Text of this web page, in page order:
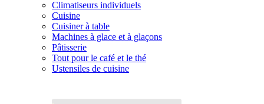
Climatiseurs individuels
Cuisine
Cuisiner à table
Machines à glace et à glaçons
Pâtisserie
Tout pour le café et le thé
Ustensiles de cuisine